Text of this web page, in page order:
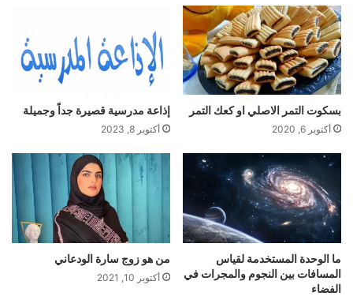
بسكوت التمر الاصلي او كعك التمر
أكتوبر 6, 2020
إذاعة مدرسية قصيرة جداً وجميلة
أكتوبر 8, 2023
ما الوحدة المستخدمة لقياس
المسافات بين النجوم والمجرات في
الفضاء
من هو زوج سارة الودعاني
أكتوبر 10, 2021